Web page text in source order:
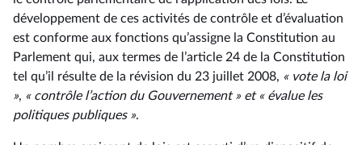
développement de ces activités de contrôle et d’évaluation
est conforme aux fonctions qu’assigne la Constitution au
Parlement qui, aux termes de l’article 24 de la Constitution
tel qu’il résulte de la révision du 23 juillet 2008, « vote la loi
», « contrôle l’action du Gouvernement » et « évalue les
politiques publiques ».